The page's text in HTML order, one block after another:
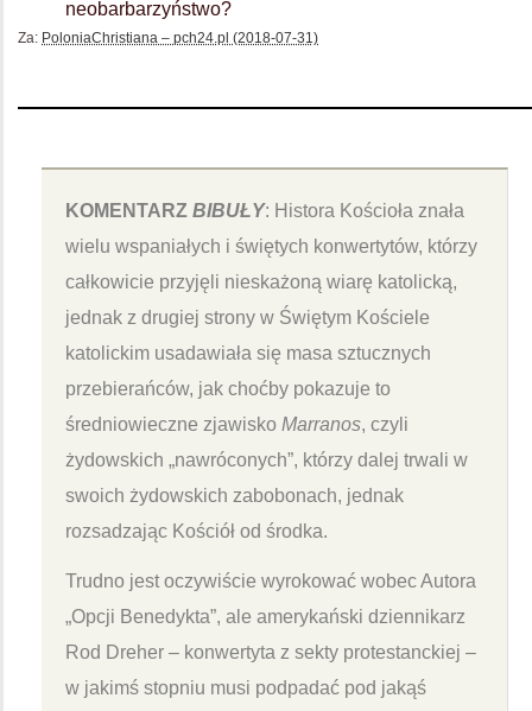
neobarbarzyństwo?
Za: PoloniaChristiana – pch24.pl (2018-07-31)
KOMENTARZ BIBUŁY: Histora Kościoła znała
wielu wspaniałych i świętych konwertytów, którzy
całkowicie przyjęli nieskażoną wiarę katolicką,
jednak z drugiej strony w Świętym Kościele
katolickim usadawiała się masa sztucznych
przebierańców, jak choćby pokazuje to
średniowieczne zjawisko Marranos, czyli
żydowskich „nawróconych”, którzy dalej trwali w
swoich żydowskich zabobonach, jednak
rozsadzając Kościół od środka.
Trudno jest oczywiście wyrokować wobec Autora
„Opcji Benedykta”, ale amerykański dziennikarz
Rod Dreher – konwertyta z sekty protestanckiej –
w jakimś stopniu musi podpadać pod jakąś